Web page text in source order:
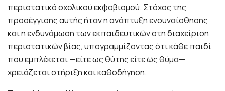
περιστατικό σχολικού εκφοβισμού. Στόχος της
προσέγγισης αυτής ήταν η ανάπτυξη ενσυναίσθησης
και η ενδυνάμωση των εκπαιδευτικών στη διαχείριση
περιστατικών βίας, υπογραμμίζοντας ότι κάθε παιδί
που εμπλέκεται —είτε ως θύτης είτε ως θύμα—
χρειάζεται στήριξη και καθοδήγηση.